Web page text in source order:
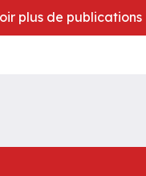
plus de publications